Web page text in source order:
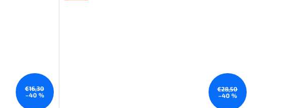
€16,30
–40 %
€28,50
–40 %